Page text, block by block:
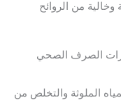
الروائح
الصحي
والتخلص من